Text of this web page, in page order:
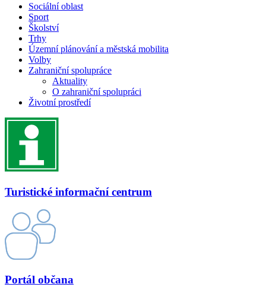
Sociální oblast
Sport
Školství
Trhy
Územní plánování a městská mobilita
Volby
Zahraniční spolupráce
Aktuality
O zahraniční spolupráci
Životní prostředí
Turistické informační centrum
Portál občana